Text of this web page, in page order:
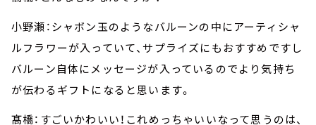
小野瀬：シャボン玉のようなバルーンの中にアーティシャ
ルフラワーが入っていて、サプライズにもおすすめですし
バルーン自体にメッセージが入っているのでより気持ち
が伝わるギフトになると思います。
髙橋：すごいかわいい！これめっちゃいいなって思うのは、